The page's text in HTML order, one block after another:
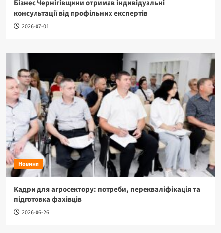
Бізнес Чернігівщини отримав індивідуальні
консультації від профільних експертів
2026-07-01
Новини
Кадри для агросектору: потреби, перекваліфікація та
підготовка фахівців
2026-06-26